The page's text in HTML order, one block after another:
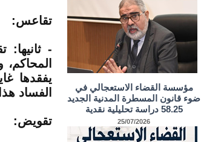
تقاعس:
-
يفقدها
الفساد
تقويض:
مؤسسة القضاء الاستعجالي في
ضوء قانون المسطرة المدنية الجديد
58.25 دراسة تحليلية نقدية
25/07/2026